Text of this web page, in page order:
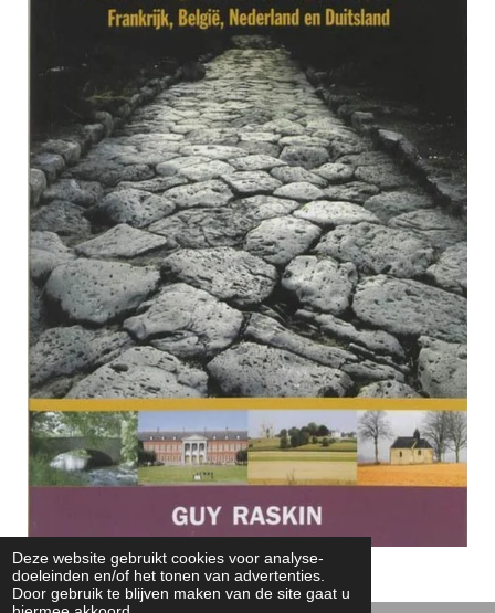
Deze website gebruikt cookies voor analyse-
doeleinden en/of het tonen van advertenties.
Door gebruik te blijven maken van de site gaat u